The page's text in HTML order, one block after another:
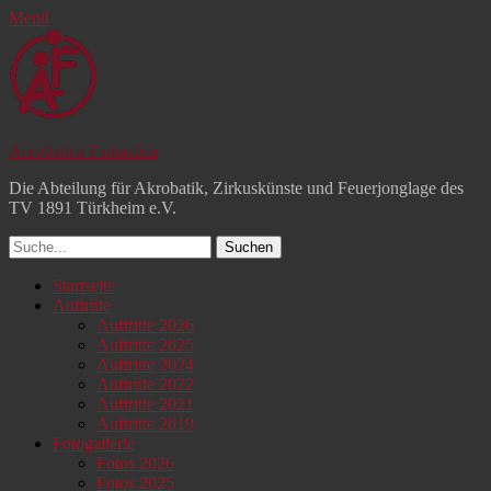
Menü
Acrobatica Fantastica
Die Abteilung für Akrobatik, Zirkuskünste und Feuerjonglage des
TV 1891 Türkheim e.V.
Suchen
nach:
Primäres
Menü
Zum
Inhalt
Startseite
Auftritte
Auftritte 2026
Auftritte 2025
Auftritte 2024
Auftritte 2022
Auftritte 2021
Auftritte 2019
Fotogallerie
Fotos 2026
Fotos 2025